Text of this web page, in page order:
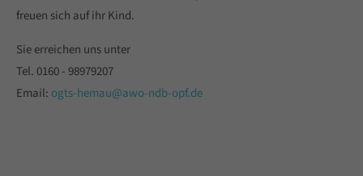
freuen sich auf ihr Kind.
Sie erreichen uns unter
Tel. 0160 - 98979207
Email: ogts-hemau@awo-ndb-opf.de